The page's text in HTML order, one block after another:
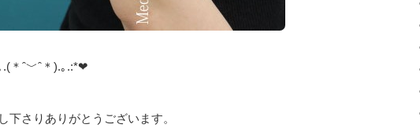
＊ˆ﹀ˆ＊).｡.:*❤
下さりありがとうございます。